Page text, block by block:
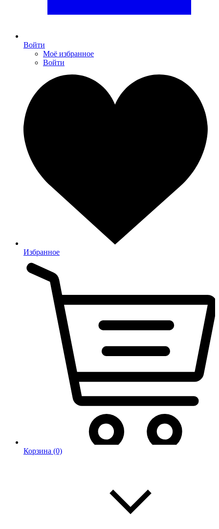
Войти
Моё избранное
Войти
Избранное
Корзина (0)